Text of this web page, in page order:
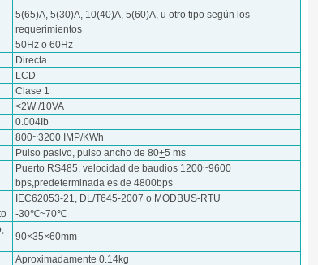
5(65)A, 5(30)A, 10(40)A, 5(60)A, u otro tipo según los
requerimientos
50Hz o 60Hz
Directa
LCD
Clase 1
<2W /10VA
0.004Ib
800~3200 IMP/KWh
Pulso pasivo, pulso ancho de 80+5 ms
Puerto RS485, velocidad de baudios 1200~9600
bps,predeterminada es de 4800bps
IEC62053-21, DL/T645-2007 o MODBUS-RTU
-30℃~70℃
90×35×60mm
Aproximadamente 0.14kg